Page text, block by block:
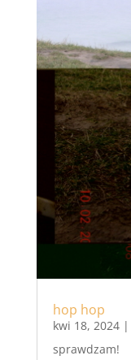
hop hop
kwi 18, 2024|
sprawdzam!